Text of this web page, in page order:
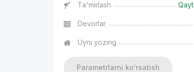
Ta'mirlash
Devorlar
Uyni yozing
Parametrlarni ko'rsatish